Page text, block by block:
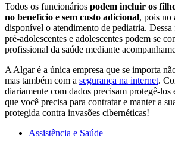
Todos os funcionários podem incluir os
no benefício e sem custo adicional, pois no
disponível o atendimento de pediatria. Dessa
pré-adolescentes e adolescentes podem se
profissional da saúde mediante
A Algar é a única empresa que se importa
mas também com a segurança na internet.
diariamente com dados precisam protegê-los
que você precisa para contratar e manter a
protegida contra invasões cibernéticas!
Assistência e Saúde